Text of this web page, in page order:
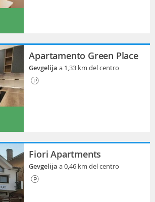
Apartamento Green Place
Gevgelijaa 1,33 km del centro
Fiori Apartments
Gevgelijaa 0,46 km del centro